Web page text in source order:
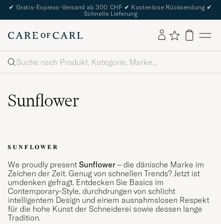
✔ Gratis-Express-Versand ab 300 CHF ✔ Kostenlose Rücksendung ✔
Schnelle Lieferung
Suche
Sunflower
We proudly present Sunflower – die dänische Marke im
Zeichen der Zeit. Genug von schnellen Trends? Jetzt ist
umdenken gefragt. Entdecken Sie Basics im
Contemporary-Style, durchdrungen von schlicht
intelligentem Design und einem ausnahmslosen Respekt
für die hohe Kunst der Schneiderei sowie dessen lange
Tradition.